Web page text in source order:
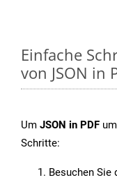
Einfache
von JSON in
Um JSON in PDF
Schritte:
Besuchen Sie